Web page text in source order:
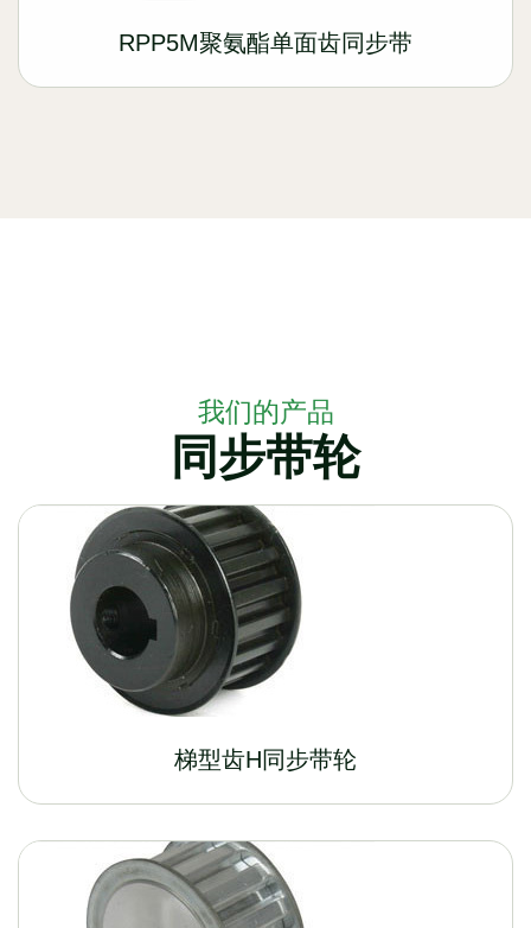
RPP5M聚氨酯单面齿同步带
我们的产品
同步带轮
梯型齿H同步带轮